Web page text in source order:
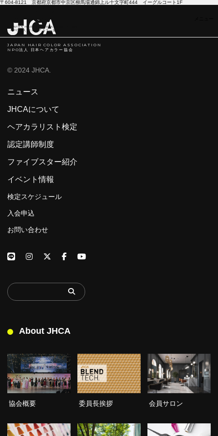
JAPAN HAIR COLOR ASSOCIATION
NPO法人 日本ヘアカラ―協会
〒604-8121 京都府京都市中京区柳馬場通錦上ル十文字町444 イーグルコート1F
JAPAN HAIR COLOR ASSOCIATION
NPO法人 日本ヘアカラー協会
© 2024 JHCA.
ニュース
JHCAについて
ヘアカラリスト検定
認定講師制度
ファイブスター紹介
イベント情報
検定スケジュール
入会申込
お問い合わせ
About JHCA
協会概要 委員長挨拶 会員サロン